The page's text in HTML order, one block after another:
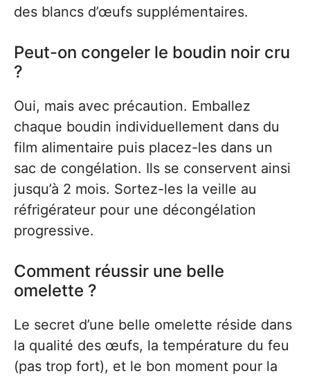
des blancs d’œufs supplémentaires.
Peut-on congeler le boudin noir cru
?
Oui, mais avec précaution. Emballez
chaque boudin individuellement dans du
film alimentaire puis placez-les dans un
sac de congélation. Ils se conservent ainsi
jusqu’à 2 mois. Sortez-les la veille au
réfrigérateur pour une décongélation
progressive.
Comment réussir une belle
omelette ?
Le secret d’une belle omelette réside dans
la qualité des œufs, la température du feu
(pas trop fort), et le bon moment pour la